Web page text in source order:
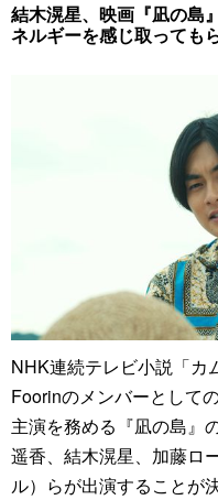
結木滉星、映画『凪の島
ネルギーを感じ取っても
NHK連続テレビ小説「カ
Foorinのメンバーとして
主演を務める『凪の島』
遥香、結木滉星、加藤ロ
ル）らが出演することが